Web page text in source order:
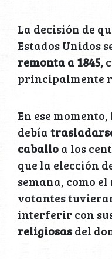
La decisión de
Estados Unidos
remonta a 1845,
principalmente
En ese
debía
caballoa los
que la elección
semana, como
votantes
interferir con
religiosasdel